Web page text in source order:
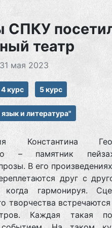
СПКУ
театр
мая 2023
4 курс 5 курс
и литература"
Константина
– памятник
В его
друг с
когда гармонируя.
творчества
Каждая такая